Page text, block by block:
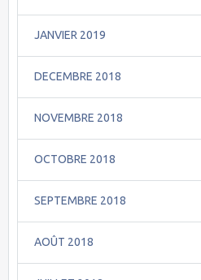
JANVIER 2019
DECEMBRE 2018
NOVEMBRE 2018
OCTOBRE 2018
SEPTEMBRE 2018
AOÛT 2018